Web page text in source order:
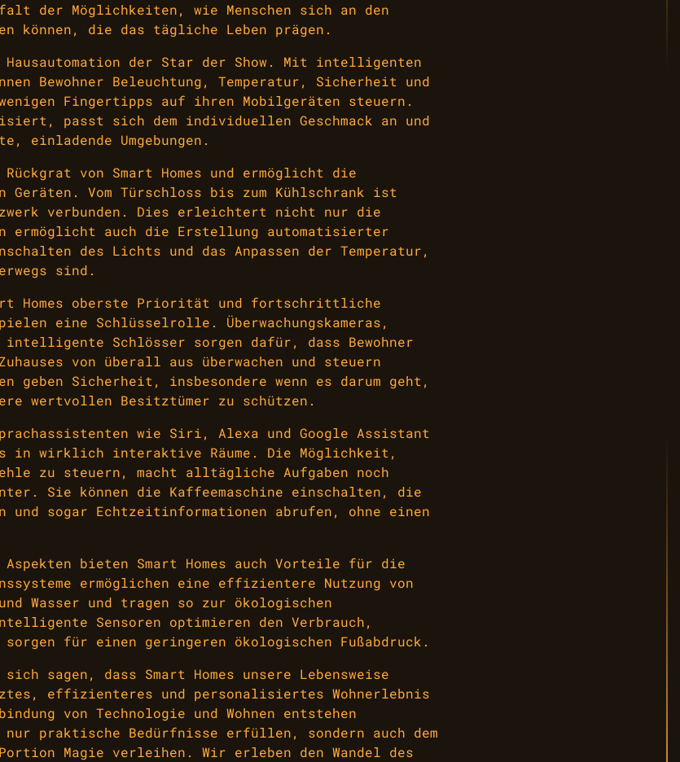
der Möglichkeiten, wie Menschen sich an den
können, die das tägliche Leben prägen.
Hausautomation der Star der Show. Mit intelligenten
Bewohner Beleuchtung, Temperatur, Sicherheit und
Fingertipps auf ihren Mobilgeräten steuern.
passt sich dem individuellen Geschmack an und
einladende Umgebungen.
von Smart Homes und ermöglicht die
Geräten. Vom Türschloss bis zum Kühlschrank ist
verbunden. Dies erleichtert nicht nur die
ermöglicht auch die Erstellung automatisierter
des Lichts und das Anpassen der Temperatur,
sind.
Homes oberste Priorität und fortschrittliche
eine Schlüsselrolle. Überwachungskameras,
intelligente Schlösser sorgen dafür, dass Bewohner
von überall aus überwachen und steuern
geben Sicherheit, insbesondere wenn es darum geht,
wertvollen Besitztümer zu schützen.
wie Siri, Alexa und Google Assistant
in wirklich interaktive Räume. Die Möglichkeit,
zu steuern, macht alltägliche Aufgaben noch
Sie können die Kaffeemaschine einschalten, die
und sogar Echtzeitinformationen abrufen, ohne einen
Aspekten bieten Smart Homes auch Vorteile für die
ermöglichen eine effizientere Nutzung von
Wasser und tragen so zur ökologischen
Sensoren optimieren den Verbrauch,
für einen geringeren ökologischen Fußabdruck.
sich sagen, dass Smart Homes unsere Lebensweise
effizienteres und personalisiertes Wohnerlebnis
von Technologie und Wohnen entstehen
nur praktische Bedürfnisse erfüllen, sondern auch dem
Magie verleihen. Wir erleben den Wandel des